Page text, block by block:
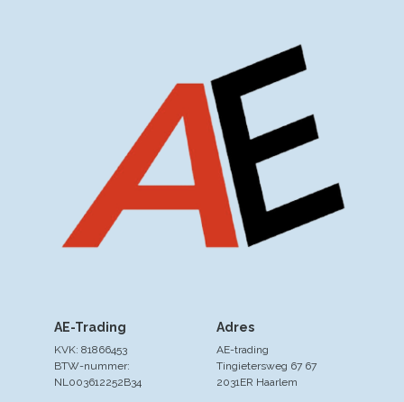
Adres
AE-trading
Tingietersweg 67 67
2031ER Haarlem
AE-Trading
KVK: 81866453
BTW-nummer:
NL003612252B34